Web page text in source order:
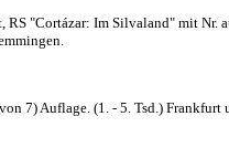
"Cortázar: Im Silvaland" mit Nr.
7) Auflage. (1. - 5. Tsd.) Frankfurt